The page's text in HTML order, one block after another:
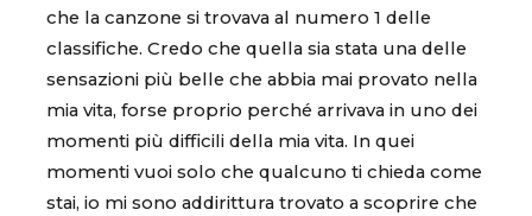
che la canzone si trovava al numero 1 delle
classifiche. Credo che quella sia stata una delle
sensazioni più belle che abbia mai provato nella
mia vita, forse proprio perché arrivava in uno dei
momenti più difficili della mia vita. In quei
momenti vuoi solo che qualcuno ti chieda come
stai, io mi sono addirittura trovato a scoprire che